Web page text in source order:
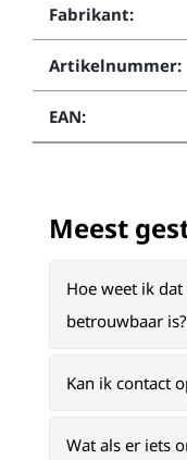
Fabrikant:
Artikelnummer:
EAN:
Meest
Hoe weet ik
betrouwbaar is?
Kan ik contact
Wat als er iets